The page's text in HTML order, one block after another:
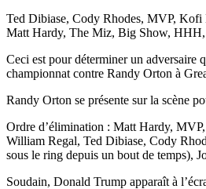
Ted Dibiase, Cody Rhodes, MVP,
Matt Hardy, The Miz, Big Show, HHH,
Ceci est pour déterminer un adversaire
championnat contre Randy Orton à
Randy Orton se présente sur la scène
Ordre d’élimination : Matt Hardy,
William Regal, Ted Dibiase, Cody
sous le ring depuis un bout de temps),
Soudain, Donald Trump apparaît à